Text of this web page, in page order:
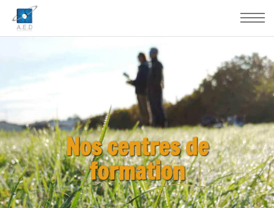
Nos centres de
formation